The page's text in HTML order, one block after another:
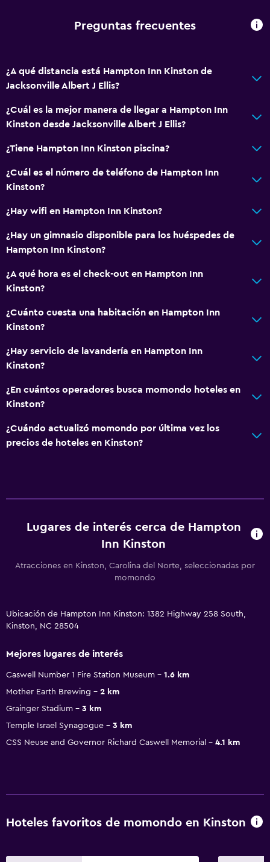
Preguntas frecuentes
¿A qué distancia está Hampton Inn Kinston de
Jacksonville Albert J Ellis?
¿Cuál es la mejor manera de llegar a Hampton Inn
Kinston desde Jacksonville Albert J Ellis?
¿Tiene Hampton Inn Kinston piscina?
¿Cuál es el número de teléfono de Hampton Inn
Kinston?
¿Hay wifi en Hampton Inn Kinston?
¿Hay un gimnasio disponible para los huéspedes de
Hampton Inn Kinston?
¿A qué hora es el check-out en Hampton Inn
Kinston?
¿Cuánto cuesta una habitación en Hampton Inn
Kinston?
¿Hay servicio de lavandería en Hampton Inn
Kinston?
¿En cuántos operadores busca momondo hoteles en
Kinston?
¿Cuándo actualizó momondo por última vez los
precios de hoteles en Kinston?
Lugares de interés cerca de Hampton
Inn Kinston
Atracciones en Kinston, Carolina del Norte, seleccionadas por
momondo
Ubicación de Hampton Inn Kinston: 1382 Highway 258 South,
Kinston, NC 28504
Mejores lugares de interés
Caswell Number 1 Fire Station Museum
1.6 km
Mother Earth Brewing
2 km
Grainger Stadium
3 km
Temple Israel Synagogue
3 km
CSS Neuse and Governor Richard Caswell Memorial
4.1 km
Hoteles favoritos de momondo en Kinston